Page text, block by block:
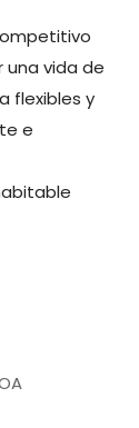
vida de
flexibles y
e